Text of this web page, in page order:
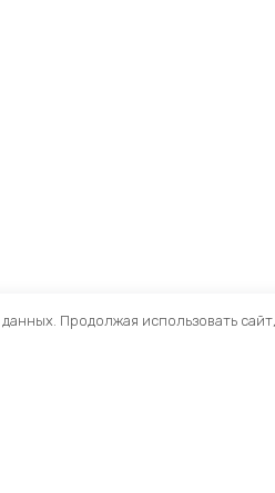
Продолжая использовать